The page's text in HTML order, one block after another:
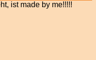
ist made by me!!!!!